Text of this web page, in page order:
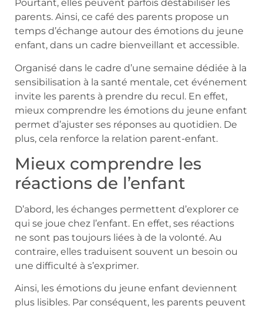
Pourtant, elles peuvent parfois déstabiliser les
parents. Ainsi, ce café des parents propose un
temps d’échange autour des émotions du jeune
enfant, dans un cadre bienveillant et accessible.
Organisé dans le cadre d’une semaine dédiée à la
sensibilisation à la santé mentale, cet événement
invite les parents à prendre du recul. En effet,
mieux comprendre les émotions du jeune enfant
permet d’ajuster ses réponses au quotidien. De
plus, cela renforce la relation parent-enfant.
Mieux comprendre les
réactions de l’enfant
D’abord, les échanges permettent d’explorer ce
qui se joue chez l’enfant. En effet, ses réactions
ne sont pas toujours liées à de la volonté. Au
contraire, elles traduisent souvent un besoin ou
une difficulté à s’exprimer.
Ainsi, les émotions du jeune enfant deviennent
plus lisibles. Par conséquent, les parents peuvent